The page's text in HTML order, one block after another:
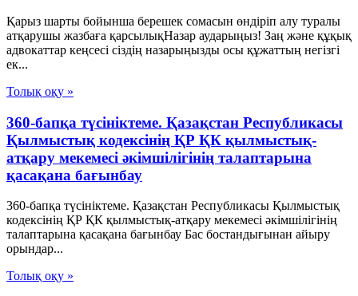
Қарыз шарты бойынша берешек сомасын өндіріп алу туралы
атқарушы жазбаға қарсылықНазар аударыңыз! Заң және құқық
адвокаттар кеңсесі сіздің назарыңызды осы құжаттың негізгі
ек...
Толық оқу »
360-бапқа түсініктеме. Қазақстан Республикасы
Қылмыстық кодексінің ҚР ҚК қылмыстық-
атқару мекемесі әкімшілігінің талаптарына
қасақана бағынбау
360-бапқа түсініктеме. Қазақстан Республикасы Қылмыстық
кодексінің ҚР ҚК қылмыстық-атқару мекемесі әкімшілігінің
талаптарына қасақана бағынбау Бас бостандығынан айыру
орындар...
Толық оқу »